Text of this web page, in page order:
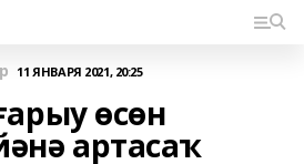
11 ЯНВАРЯ 2021, 20:25
өсөн
артасаҡ